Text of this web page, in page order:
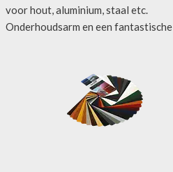
voor hout, aluminium, staal etc.
Onderhoudsarm en een